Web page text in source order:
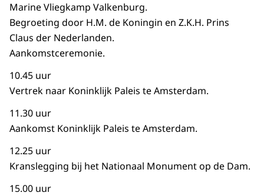
Marine Vliegkamp Valkenburg.
Begroeting door H.M. de Koningin en Z.K.H. Prins
Claus der Nederlanden.
Aankomstceremonie.
10.45 uur
Vertrek naar Koninklijk Paleis te Amsterdam.
11.30 uur
Aankomst Koninklijk Paleis te Amsterdam.
12.25 uur
Kranslegging bij het Nationaal Monument op de Dam.
15.00 uur